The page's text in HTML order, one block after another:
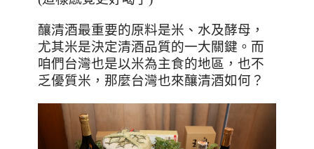
釀清酒最重要的原料是米、水及酵母，
尤其米是決定清酒品質的一大關鍵。而
咱們台灣也是以米為主食的地區，也不
乏優質米，那麼台灣也來釀清酒如何？